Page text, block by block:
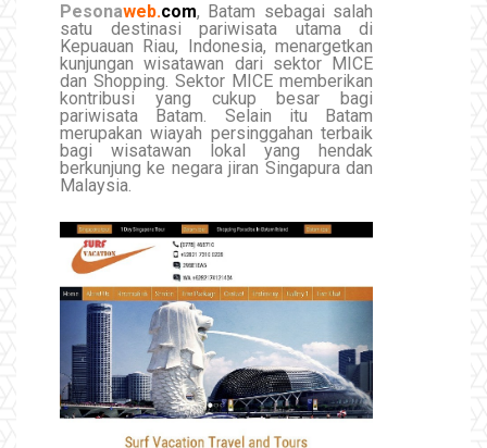
Pesonaweb.com, Batam sebagai salah
satu destinasi pariwisata utama di
Kepuauan Riau, Indonesia, menargetkan
kunjungan wisatawan dari sektor MICE
dan Shopping. Sektor MICE memberikan
kontribusi yang cukup besar bagi
pariwisata Batam. Selain itu Batam
merupakan wiayah persinggahan terbaik
bagi wisatawan lokal yang hendak
berkunjung ke negara jiran Singapura dan
Malaysia.